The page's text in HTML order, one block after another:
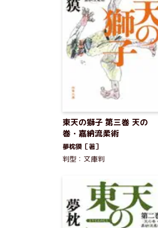
東天の獅子 第三巻 天の
巻・嘉納流柔術
夢枕獏［著］
判型：文庫判